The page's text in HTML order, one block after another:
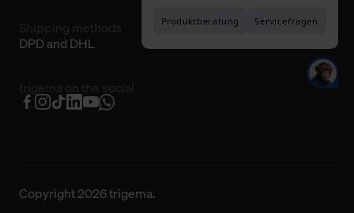
DPD and DHL
Copyright 2026 trigema.